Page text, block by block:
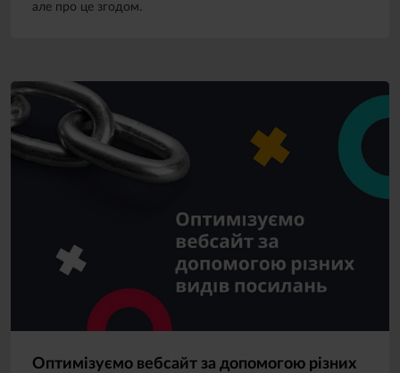
але про це згодом.
Оптимізуємо вебсайт за допомогою різних